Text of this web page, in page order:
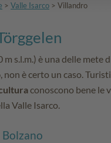
> Valle Isarco > Villandro
s.l.m.) è una delle mete
, non è certo un caso.
conoscono bene le
Valle Isarco.